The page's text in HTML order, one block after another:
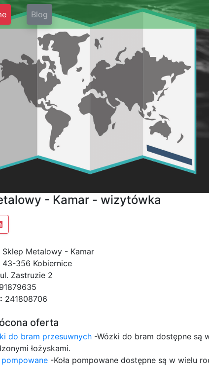
Blog
- Kamar - wizytówka
Sklep Metalowy - Kamar
43-356 Kobiernice
ul. Zastruzie 2
241808706
oferta
do bram przesuwnych -Wózki do bram dostępne są
łożyskami.
pompowane -Koła pompowane dostępne są w wielu